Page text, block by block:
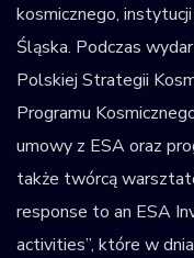
kosmicznego,
Śląska. Podczas
Polskiej Strategii
Programu
umowy z ESA oraz
także twórcą
response to an ESA
activities”, które w